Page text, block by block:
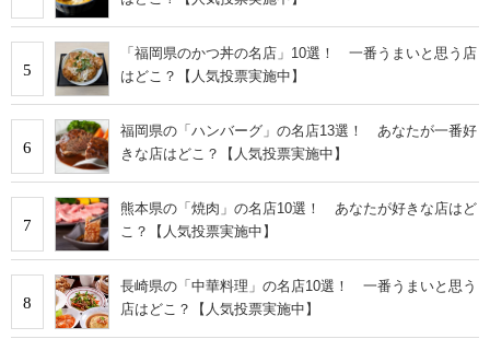
5
「福岡県のかつ丼の名店」10選！ 一番うまいと思う店
はどこ？【人気投票実施中】
6
福岡県の「ハンバーグ」の名店13選！ あなたが一番好
きな店はどこ？【人気投票実施中】
7
熊本県の「焼肉」の名店10選！ あなたが好きな店はど
こ？【人気投票実施中】
8
長崎県の「中華料理」の名店10選！ 一番うまいと思う
店はどこ？【人気投票実施中】